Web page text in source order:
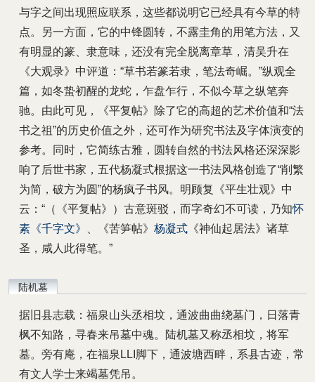
与字之间出现照应联系，这些都说明它已经具有今草的特
点。另一方面，它的中锋圆转，不露圭角的用笔方法，又
有明显的篆、隶意味，还没有完全脱离章草，清吴升在
《大观录》中评道：“草书若篆若隶，笔法奇崛。”纵观全
篇，如冬蛰初醒的龙蛇，乍盘乍行，不似今草之纵笔奔
驰。由此可见，《平复帖》除了它的高超的艺术价值和“法
书之祖”的历史价值之外，还可作为研究书法及字体演变的
参考。同时，它简练古雅，圆转自然的书法风格还深深影
响了后世书家，五代杨凝式根据这一书法风格创造了“削繁
为简，破方为圆”的杨疯子书风。明顾复《平生壮观》中
云：“（《平复帖》）古意斑驳，而字奇幻不可读，乃知怀
素 《千字文》 、《苦笋帖》 杨凝式 《神仙起居法》诸草
圣，咸人此得笔。”
陆机墓
据旧县志载：福泉山头丞相坟，通波曲曲绕墓门，日落青
枫不知路，寻春来吊墓中魂。陆机墓又称丞相坟，将军
墓。旁有庵，在福泉LLI脚下，通波塘西畔，系县古迹，常
有文人学士来竭墓凭吊。